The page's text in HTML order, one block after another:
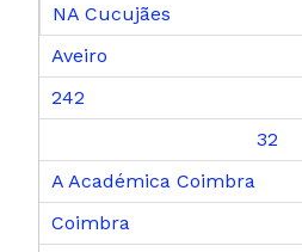
NA Cucujães
Aveiro
242
32
A Académica Coimbra
Coimbra